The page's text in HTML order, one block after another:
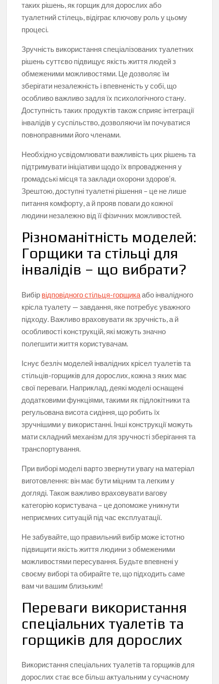
таких рішень, як горщик для дорослих або
туалетний стілець, відіграє ключову роль у цьому
процесі.
Зручність використання спеціалізованих туалетних
рішень суттєво підвищує якість життя людей з
обмеженими можливостями. Це дозволяє їм
зберігати незалежність і впевненість у собі, що
особливо важливо задля їх психологічного стану.
Доступність таких продуктів також сприяє інтеграції
інвалідів у суспільство, дозволяючи їм почуватися
повноправними його членами.
Необхідно усвідомлювати важливість цих рішень та
підтримувати ініціативи щодо їх впровадження у
громадські місця та заклади охорони здоров’я.
Зрештою, доступні туалетні рішення – це не лише
питання комфорту, а й прояв поваги до кожної
людини незалежно від її фізичних можливостей.
Різноманітність моделей:
Горщики та стільці для
інвалідів – що вибрати?
Вибір відповідного стільця-горщикаабо інвалідного
крісла туалету — завдання, яке потребує уважного
підходу. Важливо враховувати як зручність, а й
особливості конструкцій, які можуть значно
полегшити життя користувачам.
Існує безліч моделей інвалідних крісел туалетів та
стільців-горщиків для дорослих, кожна з яких має
свої переваги. Наприклад, деякі моделі оснащені
додатковими функціями, такими як підлокітники та
регульована висота сидіння, що робить їх
зручнішими у використанні. Інші конструкції можуть
мати складний механізм для зручності зберігання та
транспортування.
При виборі моделі варто звернути увагу на матеріал
виготовлення: він має бути міцним та легким у
догляді. Також важливо враховувати вагову
категорію користувача – це допоможе уникнути
неприємних ситуацій під час експлуатації.
Не забувайте, що правильний вибір може істотно
підвищити якість життя людини з обмеженими
можливостями пересування. Будьте впевнені у
своєму виборі та обирайте те, що підходить саме
вам чи вашим близьким!
Переваги використання
спеціальних туалетів та
горщиків для дорослих
Використання спеціальних туалетів та горщиків для
дорослих стає все більш актуальним у сучасному